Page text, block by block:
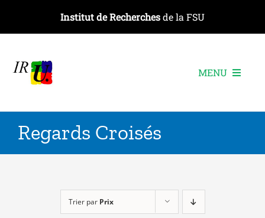
contenu
Institut de Recherchesde la FSU
MENU
Les recherches
Les événements
Regards Croisés
Trier par Prix